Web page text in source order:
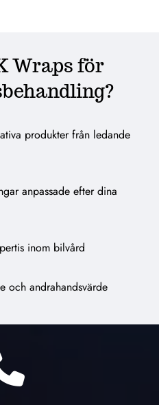
Wraps för
produkter från ledande
anpassade efter dina
inom bilvård
och andrahandsvärde